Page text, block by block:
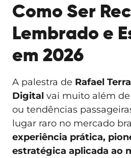
Como Ser
Lembrado e
em 2026
A palestra de Rafael Terra
Digital vai muito além
ou tendências
lugar raro no mercado
experiência prática,
estratégica aplicada ao